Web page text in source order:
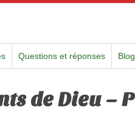
Questions et réponses Blog
de Dieu –